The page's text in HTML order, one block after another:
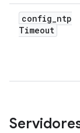
config_ntp
Timeout